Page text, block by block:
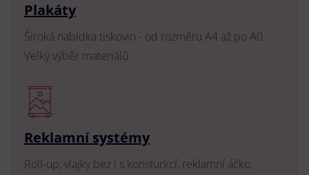
Plakáty
Široká nabídka tiskovin - od rozměru A4 až po A0.
Velký výběr materiálů.
Reklamní systémy
Roll-up, vlajky bez i s konsturkcí, reklamní áčko,